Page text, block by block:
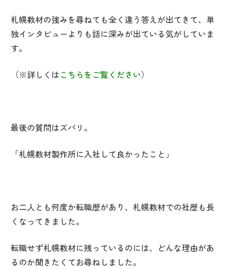
札幌教材の強みを尋ねても全く違う答えが出てきて、単
独インタビューよりも話に深みが出ている気がしていま
す。
（※詳しくはこちらをご覧ください）
最後の質問はズバリ。
「札幌教材製作所に入社して良かったこと」
お二人とも何度か転職歴があり、札幌教材での社歴も長
くなってきました。
転職せず札幌教材に残っているのには、どんな理由があ
るのか聞きたくてお尋ねしました。